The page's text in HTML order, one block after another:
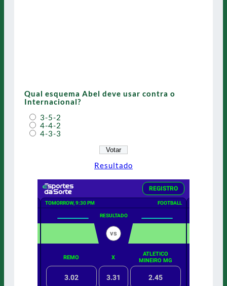
Qual esquema Abel deve usar contra o
Internacional?
3-5-2
4-4-2
4-3-3
Resultado